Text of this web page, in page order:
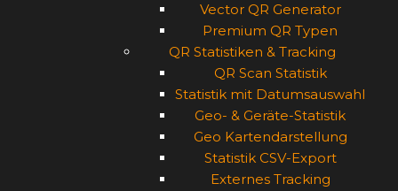
Vector QR Generator
Premium QR Typen
QR Statistiken & Tracking
QR Scan Statistik
Statistik mit Datumsauswahl
Geo- & Geräte-Statistik
Geo Kartendarstellung
Statistik CSV-Export
Externes Tracking